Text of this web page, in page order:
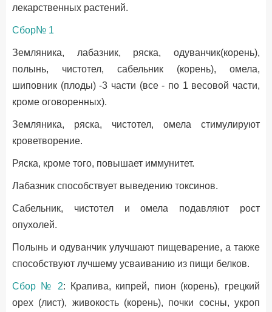
лекарственных растений.
Сбор№ 1
Земляника, лабазник, ряска, одуванчик(корень),
полынь, чистотел, сабельник (корень), омела,
шиповник (плоды) -3 части (все - по 1 весовой части,
кроме оговоренных).
Земляника, ряска, чистотел, омела стимулируют
кроветворение.
Ряска, кроме того, повышает иммунитет.
Лабазник способствует выведению токсинов.
Сабельник, чистотел и омела подавляют рост
опухолей.
Полынь и одуванчик улучшают пищеварение, а также
способствуют лучшему усваиванию из пищи белков.
Сбор № 2: Крапива, кипрей, пион (корень), грецкий
орех (лист), живокость (корень), почки сосны, укроп